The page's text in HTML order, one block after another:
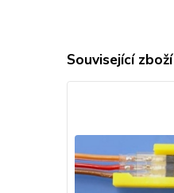
Související zboží